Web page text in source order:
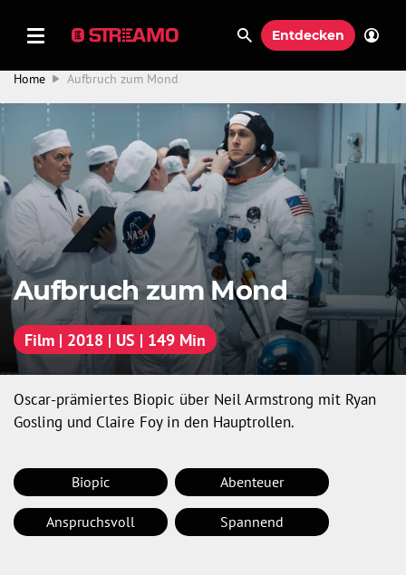
Entdecken
Home Aufbruch zum Mond
Aufbruch zum Mond
Film | 2018 | US | 149 Min
Oscar-prämiertes Biopic über Neil Armstrong mit Ryan
Gosling und Claire Foy in den Hauptrollen.
Biopic Abenteuer
Anspruchsvoll Spannend